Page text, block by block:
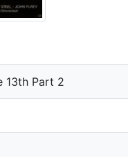
13th Part 2